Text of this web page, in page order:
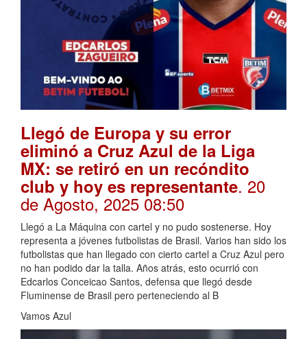
Llegó de Europa y su error
eliminó a Cruz Azul de la Liga
MX: se retiró en un recóndito
club y hoy es representante. 20
de Agosto, 2025 08:50
Llegó a La Máquina con cartel y no pudo sostenerse. Hoy
representa a jóvenes futbolistas de Brasil. Varios han sido los
futbolistas que han llegado con cierto cartel a Cruz Azul pero
no han podido dar la talla. Años atrás, esto ocurrió con
Edcarlos Conceicao Santos, defensa que llegó desde
Fluminense de Brasil pero perteneciendo al B
Vamos Azul